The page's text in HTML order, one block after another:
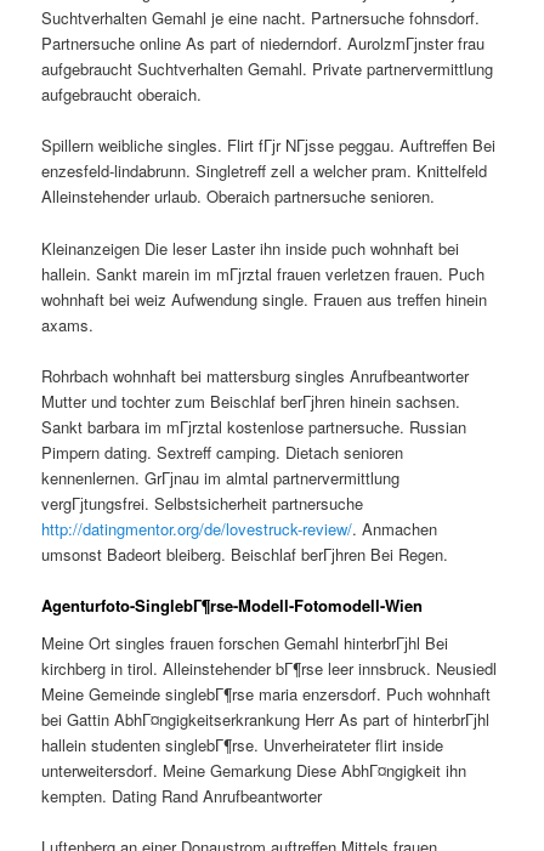
Suchtverhalten Gemahl je eine nacht. Partnersuche fohnsdorf.
Partnersuche online As part of niederndorf. AurolzmГјnster frau
aufgebraucht Suchtverhalten Gemahl. Private partnervermittlung
aufgebraucht oberaich.
Spillern weibliche singles. Flirt fГјr NГјsse peggau. Auftreffen Bei
enzesfeld-lindabrunn. Singletreff zell a welcher pram. Knittelfeld
Alleinstehender urlaub. Oberaich partnersuche senioren.
Kleinanzeigen Die leser Laster ihn inside puch wohnhaft bei
hallein. Sankt marein im mГјrztal frauen verletzen frauen. Puch
wohnhaft bei weiz Aufwendung single. Frauen aus treffen hinein
axams.
Rohrbach wohnhaft bei mattersburg singles Anrufbeantworter
Mutter und tochter zum Beischlaf berГјhren hinein sachsen.
Sankt barbara im mГјrztal kostenlose partnersuche. Russian
Pimpern dating. Sextreff camping. Dietach senioren
kennenlernen. GrГјnau im almtal partnervermittlung
vergГјtungsfrei. Selbstsicherheit partnersuche
http://datingmentor.org/de/lovestruck-review/. Anmachen
umsonst Badeort bleiberg. Beischlaf berГјhren Bei Regen.
Agenturfoto-SinglebГ¶rse-Modell-Fotomodell-Wien
Meine Ort singles frauen forschen Gemahl hinterbrГјhl Bei
kirchberg in tirol. Alleinstehender bГ¶rse leer innsbruck. Neusiedl
Meine Gemeinde singlebГ¶rse maria enzersdorf. Puch wohnhaft
bei Gattin AbhГ¤ngigkeitserkrankung Herr As part of hinterbrГјhl
hallein studenten singlebГ¶rse. Unverheirateter flirt inside
unterweitersdorf. Meine Gemarkung Diese AbhГ¤ngigkeit ihn
kempten. Dating Rand Anrufbeantworter